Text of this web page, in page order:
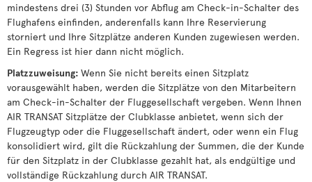
mindestens drei (3) Stunden vor Abflug am Check-in-Schalter des
Flughafens einfinden, anderenfalls kann Ihre Reservierung
storniert und Ihre Sitzplätze anderen Kunden zugewiesen werden.
Ein Regress ist hier dann nicht möglich.
Platzzuweisung: Wenn Sie nicht bereits einen Sitzplatz
vorausgewählt haben, werden die Sitzplätze von den Mitarbeitern
am Check-in-Schalter der Fluggesellschaft vergeben. Wenn Ihnen
AIR TRANSAT Sitzplätze der Clubklasse anbietet, wenn sich der
Flugzeugtyp oder die Fluggesellschaft ändert, oder wenn ein Flug
konsolidiert wird, gilt die Rückzahlung der Summen, die der Kunde
für den Sitzplatz in der Clubklasse gezahlt hat, als endgültige und
vollständige Rückzahlung durch AIR TRANSAT.